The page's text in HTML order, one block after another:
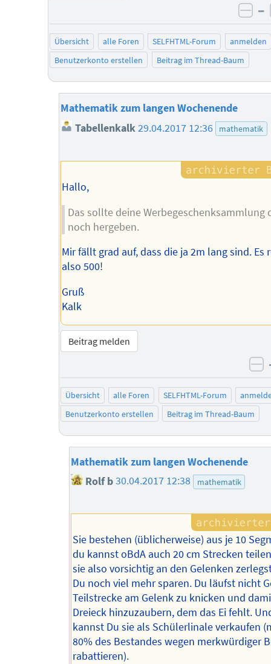
–
Übersicht alle Foren SELFHTML-Forum
anmelden
Benutzerkonto erstellen
Beitrag im Thread-Baum
Mathematik zum langen Wochenende
Tabellenkalk 29.04.2017 12:36 mathematik
Hallo,
Das sollte deine Werbegeschenksammlung
noch hergeben.
Mir fällt grad auf, dass die ja 2m lang sind. Es
also 500!
Gruß
Kalk
Beitrag melden
Übersicht alle Foren SELFHTML-Forum
Benutzerkonto erstellen
Beitrag im Thread-Baum
Mathematik zum langen Wochenende
Rolf b30.04.2017 12:38 mathematik
Sie bestehen (üblicherweise) aus je 10
du kannst oBdA auch 20 cm Strecken
sie also vorsichtig an den Gelenken
Du noch viel mehr sparen. Du läufst nicht
Teilstrecke am Gelenk zu knicken und
Dreieck hinzuzaubern, dem das Ei fehlt.
kannst Du sie als Schülerlinale verkaufen
80% des Bestandes wegen merkwürdiger
rabattieren).